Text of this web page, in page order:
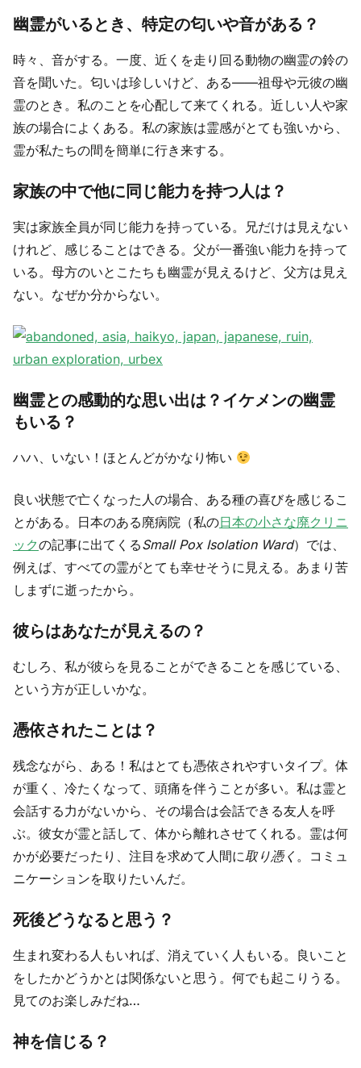
幽霊がいるとき、特定の匂いや音がある？
時々、音がする。一度、近くを走り回る動物の幽霊の鈴の
音を聞いた。匂いは珍しいけど、ある――祖母や元彼の幽
霊のとき。私のことを心配して来てくれる。近しい人や家
族の場合によくある。私の家族は霊感がとても強いから、
霊が私たちの間を簡単に行き来する。
家族の中で他に同じ能力を持つ人は？
実は家族全員が同じ能力を持っている。兄だけは見えない
けれど、感じることはできる。父が一番強い能力を持って
いる。母方のいとこたちも幽霊が見えるけど、父方は見え
ない。なぜか分からない。
幽霊との感動的な思い出は？イケメンの幽霊
もいる？
ハハ、いない！ほとんどがかなり怖い
良い状態で亡くなった人の場合、ある種の喜びを感じるこ
とがある。日本のある廃病院（私の日本の小さな廃クリニ
ックの記事に出てくるSmall Pox Isolation Ward）では、
例えば、すべての霊がとても幸せそうに見える。あまり苦
しまずに逝ったから。
彼らはあなたが見えるの？
むしろ、私が彼らを見ることができることを感じている、
という方が正しいかな。
憑依されたことは？
残念ながら、ある！私はとても憑依されやすいタイプ。体
が重く、冷たくなって、頭痛を伴うことが多い。私は霊と
会話する力がないから、その場合は会話できる友人を呼
ぶ。彼女が霊と話して、体から離れさせてくれる。霊は何
かが必要だったり、注目を求めて人間に取り憑く 。コミュ
ニケーションを取りたいんだ。
死後どうなると思う？
生まれ変わる人もいれば、消えていく人もいる。良いこと
をしたかどうかとは関係ないと思う。何でも起こりうる。
見てのお楽しみだね…
神を信じる？